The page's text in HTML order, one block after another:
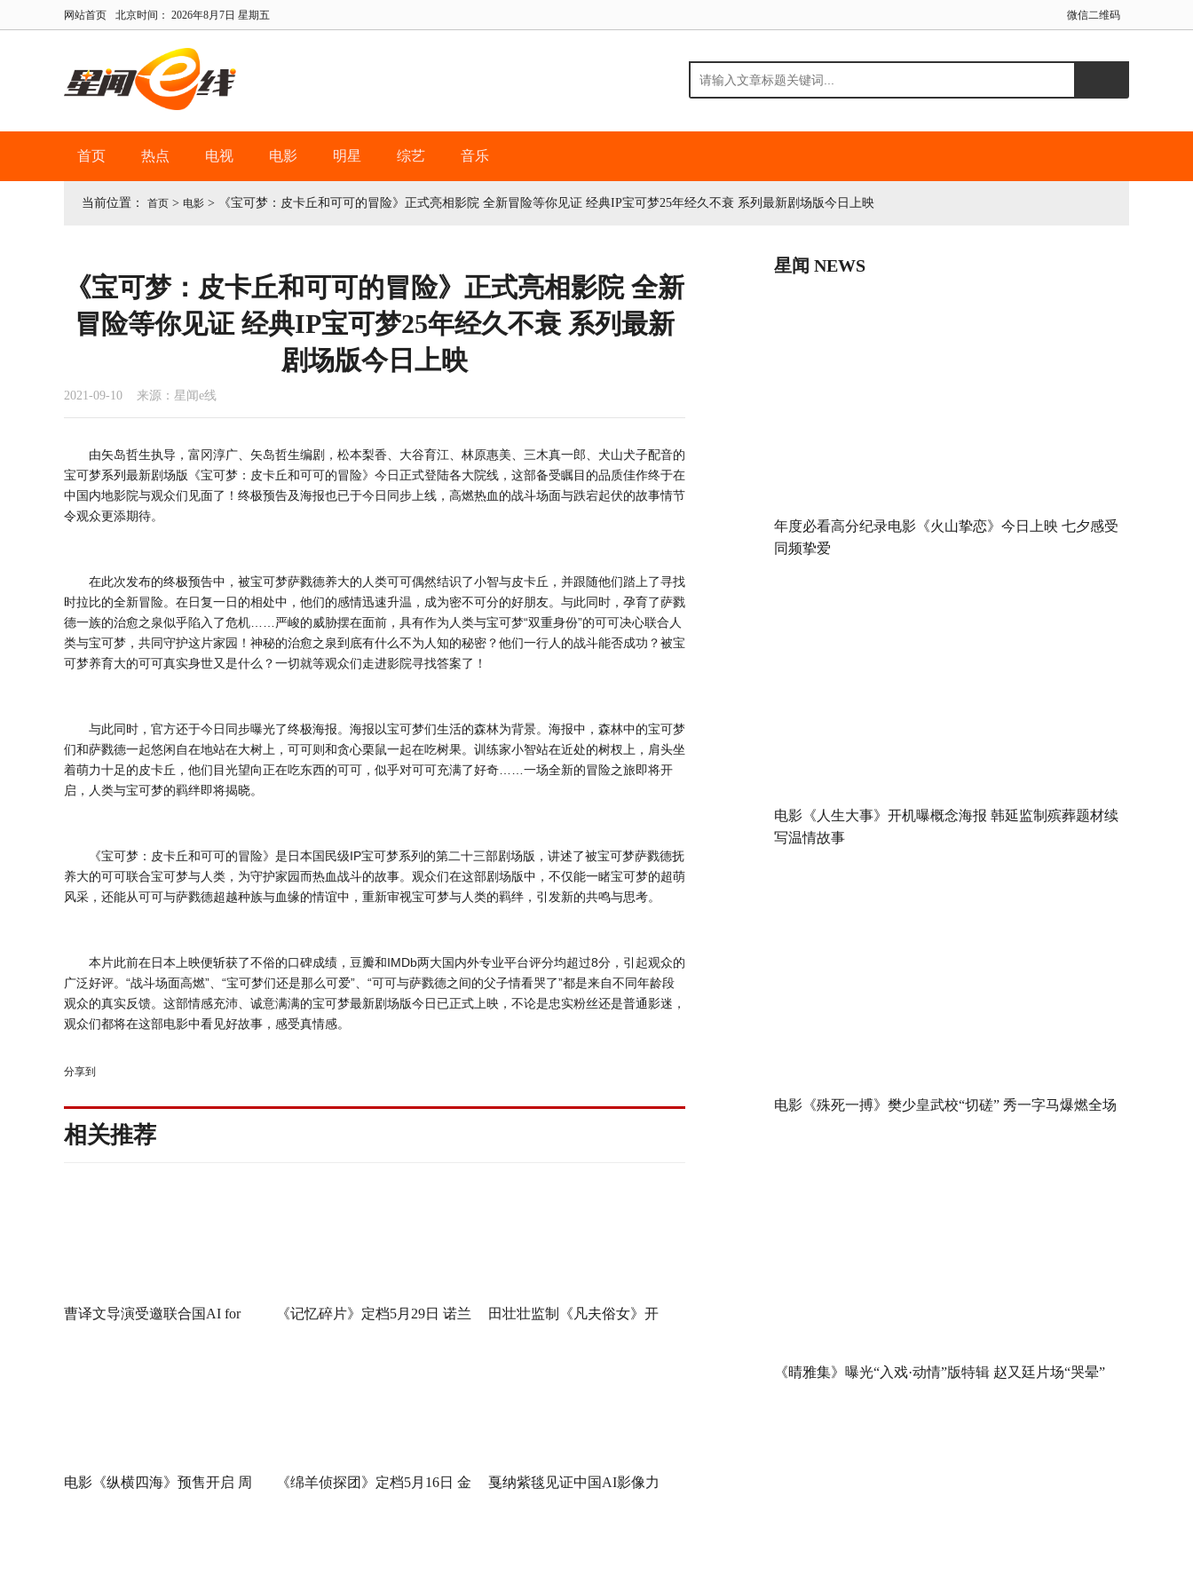
网站首页 北京时间： 2026年8月7日 星期五 微信二维码
首页 热点 电视 电影 明星 综艺 音乐
当前位置： 首页 > 电影 > 《宝可梦：皮卡丘和可可的冒险》正式亮相影院 全新冒险等你见证 经典IP宝可梦25年经久不衰 系列最新剧场版今日上映
《宝可梦：皮卡丘和可可的冒险》正式亮相影院 全新
冒险等你见证 经典IP宝可梦25年经久不衰 系列最新
剧场版今日上映
2021-09-10 来源：星闻e线
由矢岛哲生执导，富冈淳广、矢岛哲生编剧，松本梨香、大谷育江、林原惠美、三木真一郎、犬山犬子配音的
宝可梦系列最新剧场版《宝可梦：皮卡丘和可可的冒险》今日正式登陆各大院线，这部备受瞩目的品质佳作终于在
中国内地影院与观众们见面了！终极预告及海报也已于今日同步上线，高燃热血的战斗场面与跌宕起伏的故事情节
令观众更添期待。
在此次发布的终极预告中，被宝可梦萨戮德养大的人类可可偶然结识了小智与皮卡丘，并跟随他们踏上了寻找
时拉比的全新冒险。在日复一日的相处中，他们的感情迅速升温，成为密不可分的好朋友。与此同时，孕育了萨戮
德一族的治愈之泉似乎陷入了危机……严峻的威胁摆在面前，具有作为人类与宝可梦“双重身份”的可可决心联合人
类与宝可梦，共同守护这片家园！神秘的治愈之泉到底有什么不为人知的秘密？他们一行人的战斗能否成功？被宝
可梦养育大的可可真实身世又是什么？一切就等观众们走进影院寻找答案了！
与此同时，官方还于今日同步曝光了终极海报。海报以宝可梦们生活的森林为背景。海报中，森林中的宝可梦
们和萨戮德一起悠闲自在地站在大树上，可可则和贪心栗鼠一起在吃树果。训练家小智站在近处的树杈上，肩头坐
着萌力十足的皮卡丘，他们目光望向正在吃东西的可可，似乎对可可充满了好奇……一场全新的冒险之旅即将开
启，人类与宝可梦的羁绊即将揭晓。
《宝可梦：皮卡丘和可可的冒险》是日本国民级IP宝可梦系列的第二十三部剧场版，讲述了被宝可梦萨戮德抚
养大的可可联合宝可梦与人类，为守护家园而热血战斗的故事。观众们在这部剧场版中，不仅能一睹宝可梦的超萌
风采，还能从可可与萨戮德超越种族与血缘的情谊中，重新审视宝可梦与人类的羁绊，引发新的共鸣与思考。
本片此前在日本上映便斩获了不俗的口碑成绩，豆瓣和IMDb两大国内外专业平台评分均超过8分，引起观众的
广泛好评。“战斗场面高燃”、“宝可梦们还是那么可爱”、“可可与萨戮德之间的父子情看哭了”都是来自不同年龄段
观众的真实反馈。这部情感充沛、诚意满满的宝可梦最新剧场版今日已正式上映，不论是忠实粉丝还是普通影迷，
观众们都将在这部电影中看见好故事，感受真情感。
分享到
相关推荐
曹译文导演受邀联合国AI for 《记忆碎片》定档5月29日 诺兰 田壮壮监制《凡夫俗女》开
电影《纵横四海》预售开启 周 《绵羊侦探团》定档5月16日 金 戛纳紫毯见证中国AI影像力
星闻 NEWS
年度必看高分纪录电影《火山挚恋》今日上映 七夕感受
同频挚爱
电影《人生大事》开机曝概念海报 韩延监制殡葬题材续
写温情故事
电影《殊死一搏》樊少皇武校“切磋” 秀一字马爆燃全场
《晴雅集》曝光“入戏·动情”版特辑 赵又廷片场“哭晕”